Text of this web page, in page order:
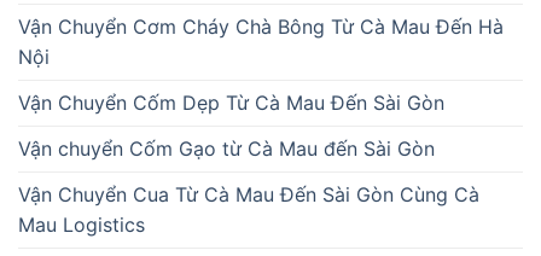
Vận Chuyển Cơm Cháy Chà Bông Từ Cà Mau Đến Hà
Nội
Vận Chuyển Cốm Dẹp Từ Cà Mau Đến Sài Gòn
Vận chuyển Cốm Gạo từ Cà Mau đến Sài Gòn
Vận Chuyển Cua Từ Cà Mau Đến Sài Gòn Cùng Cà
Mau Logistics